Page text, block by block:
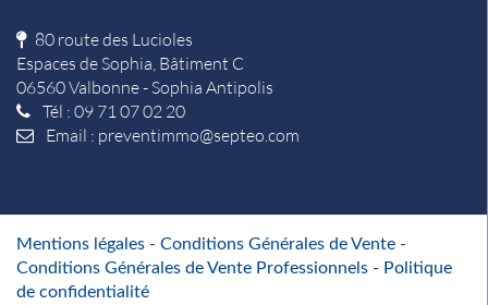
80 route des Lucioles
Espaces de Sophia, Bâtiment C
06560 Valbonne - Sophia Antipolis
Tél : 09 71 07 02 20
Email : preventimmo@septeo.com
Mentions légales - Conditions Générales de Vente -
Conditions Générales de Vente Professionnels - Politique
de confidentialité